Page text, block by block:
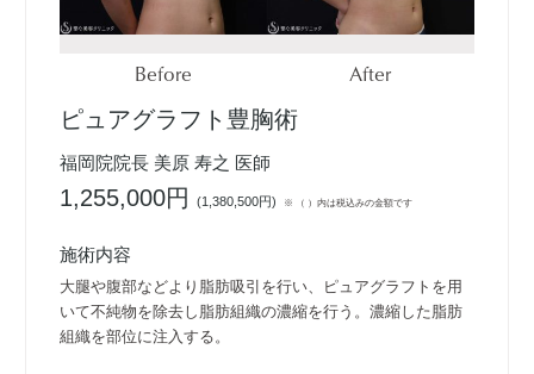
Before After
ピュアグラフト豊胸術
福岡院院長 美原 寿之 医師
1,255,000円(1,380,500円) ※ （ ）内は税込みの金額です
施術内容
大腿や腹部などより脂肪吸引を行い、ピュアグラフトを用
いて不純物を除去し脂肪組織の濃縮を行う。濃縮した脂肪
組織を部位に注入する。